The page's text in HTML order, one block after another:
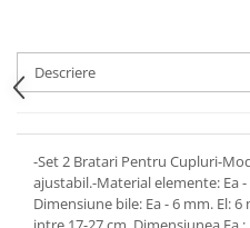
Descriere
-Set 2 Bratari Pentru Cupluri-
ajustabil.-Material elemente: Ea
Dimensiune bile: Ea - 6 mm. El: